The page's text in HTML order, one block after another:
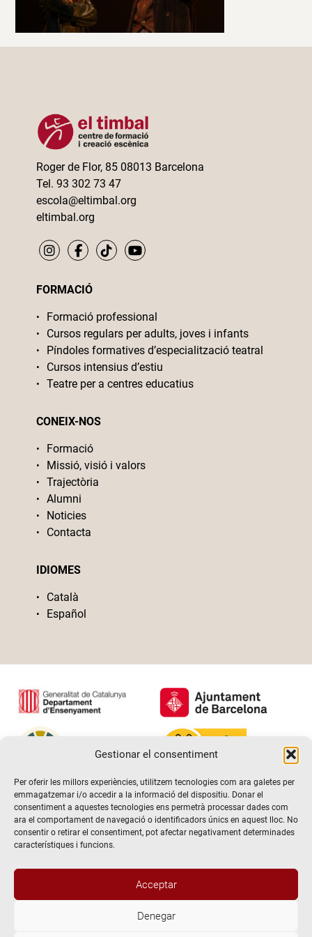
Gestionar el consentiment
Per oferir les millors experiències, utilitzem tecnologies com ara galetes per
emmagatzemar i/o accedir a la informació del dispositiu. Donar el
consentiment a aquestes tecnologies ens permetrà processar dades com
ara el comportament de navegació o identificadors únics en aquest lloc. No
consentir o retirar el consentiment, pot afectar negativament determinades
característiques i funcions.
Acceptar
Denegar
Roger de Flor, 85 08013 Barcelona
Tel. 93 302 73 47
escola@eltimbal.org
eltimbal.org
FORMACIÓ
Formació professional
Cursos regulars per adults, joves i infants
Píndoles formatives d’especialització teatral
Cursos intensius d’estiu
Teatre per a centres educatius
CONEIX-NOS
Formació
Missió, visió i valors
Trajectòria
Alumni
Noticies
Contacta
IDIOMES
Català
Español
@2026 Escola de teatre El Timbal. Tots els drets reservats